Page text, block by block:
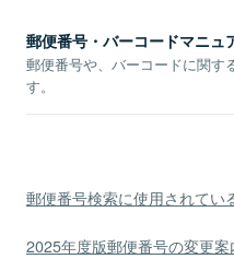
郵便番号・バーコードマニュ
郵便番号や、バーコードに関す
す。
郵便番号検索に使用されてい
2025年度版郵便番号の変更案